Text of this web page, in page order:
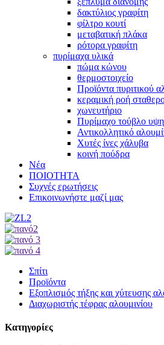
δακτύλιος γραφίτη
φίλτρο κουτί
μεταβατική πλάκα
ρότορα γραφίτη
πυρίμαχα υλικά
πώμα κώνου
θερμοστοιχείο
Προϊόντα πυριτικού
κεραμική ροή
χωνευτήριο
Πυρίμαχο τούβλο
Αντικολλητικό
Χυτές ίνες χάλυβα
κοινή πούδρα
Νέα
ΠΟΙΟΤΗΤΑ
Συχνές ερωτήσεις
Επικοινωνήστε μαζί μας
Σπίτι
Προϊόντα
Εξοπλισμός τήξης και χύτευσης
Διαχωριστής τέφρας αλουμινίου
Κατηγορίες